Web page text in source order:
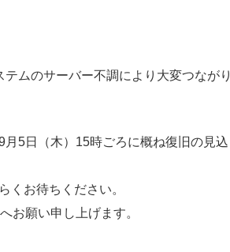
ムのサーバー不調により大変つながり
5日（木）15時ごろに概ね復旧の見込
くお待ちください。
お願い申し上げます。